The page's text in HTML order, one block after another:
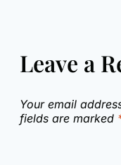
Leave a
Your email
fields are marked